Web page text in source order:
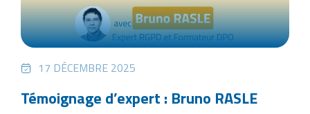
17 DÉCEMBRE 2025
Témoignage d’expert : Bruno RASLE